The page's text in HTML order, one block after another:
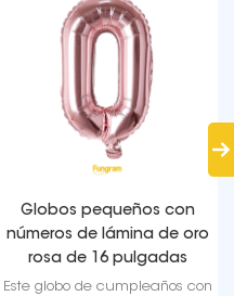
Globos pequeños con
números de lámina de oro
rosa de 16 pulgadas
Empresas
Este globo de cumpleaños con